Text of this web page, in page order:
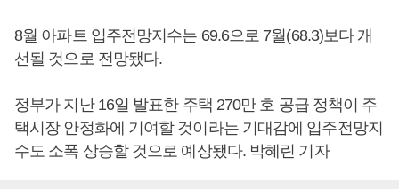
8월 아파트 입주전망지수는 69.6으로 7월(68.3)보다 개
선될 것으로 전망됐다.
정부가 지난 16일 발표한 주택 270만 호 공급 정책이 주
택시장 안정화에 기여할 것이라는 기대감에 입주전망지
수도 소폭 상승할 것으로 예상됐다. 박혜린 기자